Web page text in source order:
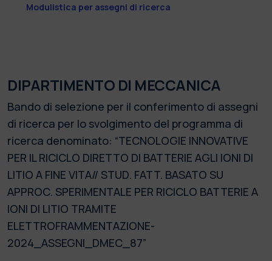
Modulistica per assegni di ricerca
DIPARTIMENTO DI MECCANICA
Bando di selezione per il conferimento di assegni
di ricerca per lo svolgimento del programma di
ricerca denominato: “TECNOLOGIE INNOVATIVE
PER IL RICICLO DIRETTO DI BATTERIE AGLI IONI DI
LITIO A FINE VITA// STUD. FATT. BASATO SU
APPROC. SPERIMENTALE PER RICICLO BATTERIE A
IONI DI LITIO TRAMITE
ELETTROFRAMMENTAZIONE-
2024_ASSEGNI_DMEC_87”